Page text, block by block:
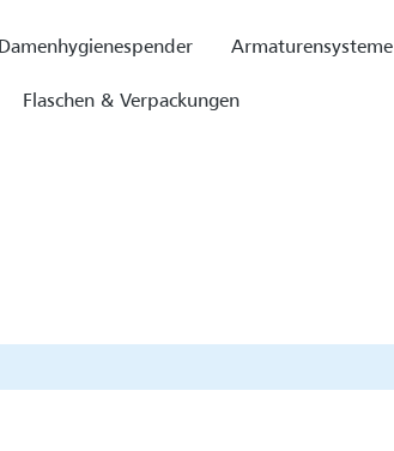
Damenhygienespender Armaturensysteme
Flaschen & Verpackungen